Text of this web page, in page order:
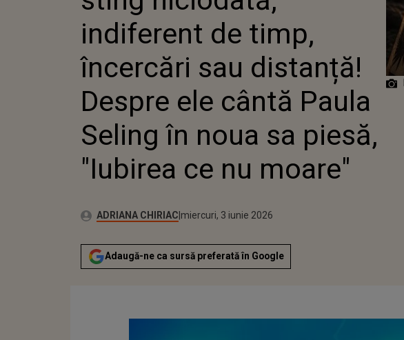
PAULA SELING ÎN
NOUA SA PIESĂ,
"IUBIREA CE NU
MOARE"
indiferent de timp,
încercări sau distanță!
Despre ele cântă Paula
Seling în noua sa piesă,
"Iubirea ce nu moare"
Autor:ADRIANA CHIRIAC Publicat:
miercuri, 3 iunie 2026
Adaugă-ne ca sursă preferată în Google